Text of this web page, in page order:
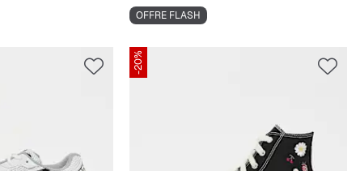
OFFRE FLASH
-20%